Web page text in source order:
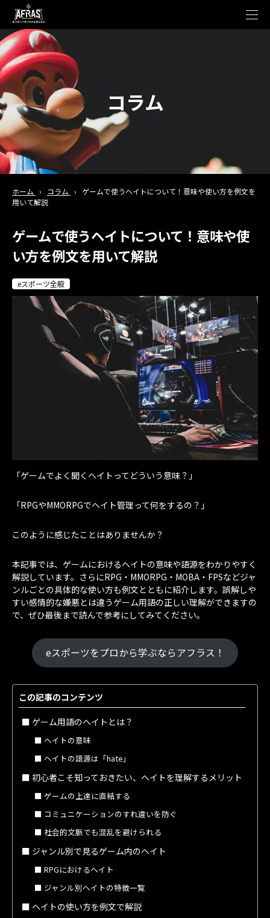
t
コラム
ホーム › コラム ›
ゲームで使うヘイトについて！意味や使い方を例文を
用いて解説
ゲームで使うヘイトについて！意味や使
い方を例文を用いて解説
eスポーツ全般
「ゲームでよく聞くヘイトってどういう意味？」
「RPGやMMORPGでヘイト管理って何をするの？」
このように感じたことはありませんか？
本記事では、ゲームにおけるヘイトの意味や語源をわかりやすく
解説しています。さらにRPG・MMORPG・MOBA・FPSなどジャ
ンルごとの具体的な使い方も例文とともに紹介します。誤解しや
すい感情的な嫌悪とは違うゲーム用語の正しい理解ができますの
で、ぜひ最後まで読んで参考にしてみてください。
eスポーツをプロから学ぶならアフラス！
この記事のコンテンツ
ゲーム用語のヘイトとは？
ヘイトの意味
ヘイトの語源は「hate｣
初心者こそ知っておきたい、ヘイトを理解するメリット
ゲームの上達に直結する
コミュニケーションのすれ違いを防ぐ
社会的文脈でも混乱を避けられる
ジャンル別で見るゲーム内のヘイト
RPGにおけるヘイト
ジャンル別ヘイトの特徴一覧
ヘイトの使い方を例文で解説